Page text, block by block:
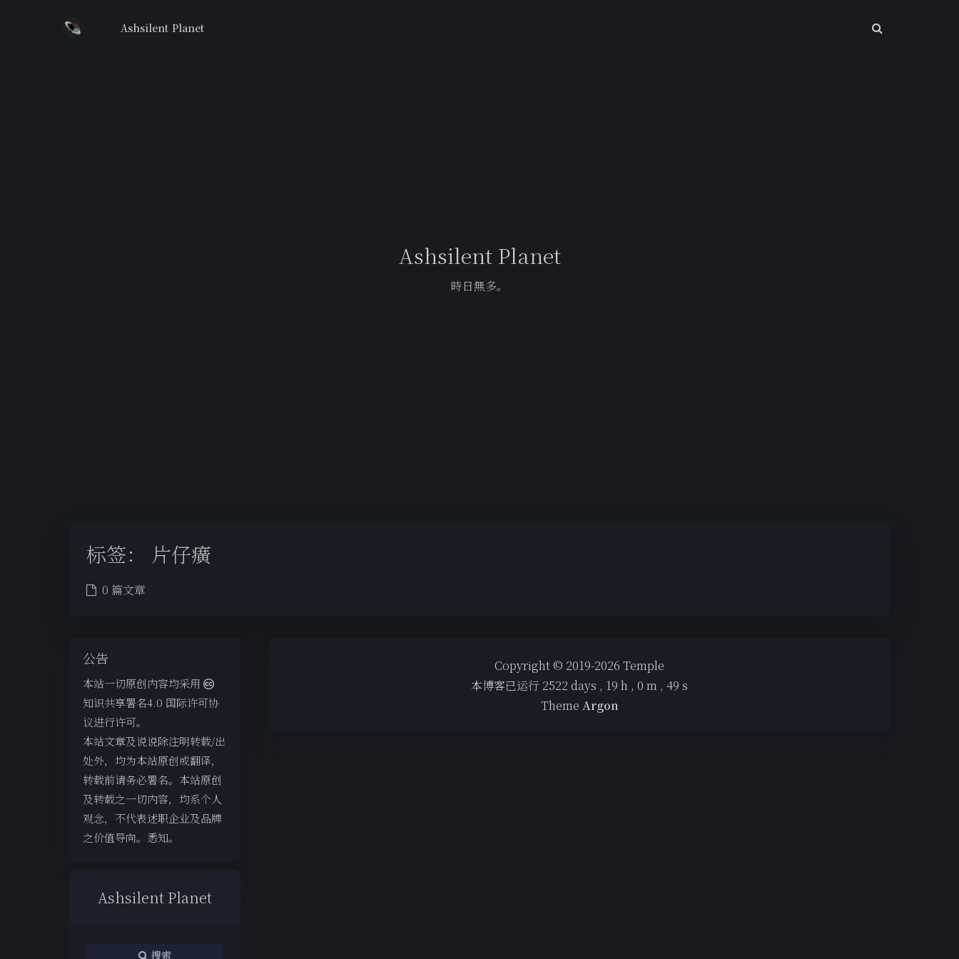
Ashsilent Planet
Ashsilent Planet
時日無多。
标签： 片仔癀
0 篇文章
公告
本站一切原创内容均采用
知识共享署名4.0 国际许可协
议进行许可。
本站文章及说说除注明转载/出
处外，均为本站原创或翻译，
转载前请务必署名。本站原创
及转载之一切内容，均系个人
观念，不代表述职企业及品牌
之价值导向。悉知。
Ashsilent Planet
搜索
Copyright © 2019-2026 Temple
本博客已运行 2522 days , 19 h , 0 m , 49 s
Theme Argon